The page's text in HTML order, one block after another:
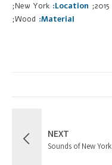
2015
Location
New York
Material
Wood
NEXT
Sounds of New York